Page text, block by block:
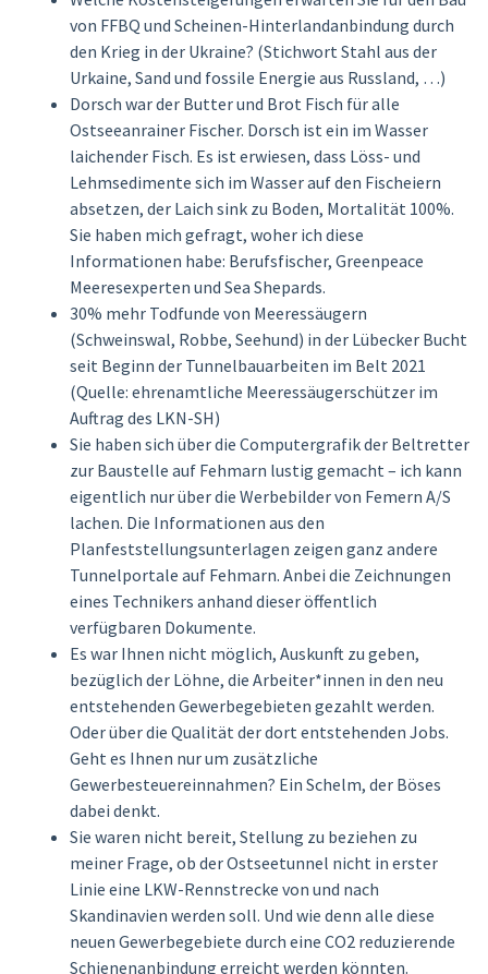
von FFBQ und Scheinen-Hinterlandanbindung durch
den Krieg in der Ukraine? (Stichwort Stahl aus der
Urkaine, Sand und fossile Energie aus Russland, …)
Dorsch war der Butter und Brot Fisch für alle
Ostseeanrainer Fischer. Dorsch ist ein im Wasser
laichender Fisch. Es ist erwiesen, dass Löss- und
Lehmsedimente sich im Wasser auf den Fischeiern
absetzen, der Laich sink zu Boden, Mortalität 100%.
Sie haben mich gefragt, woher ich diese
Informationen habe: Berufsfischer, Greenpeace
Meeresexperten und Sea Shepards.
30% mehr Todfunde von Meeressäugern
(Schweinswal, Robbe, Seehund) in der Lübecker Bucht
seit Beginn der Tunnelbauarbeiten im Belt 2021
(Quelle: ehrenamtliche Meeressäugerschützer im
Auftrag des LKN-SH)
Sie haben sich über die Computergrafik der Beltretter
zur Baustelle auf Fehmarn lustig gemacht – ich kann
eigentlich nur über die Werbebilder von Femern A/S
lachen. Die Informationen aus den
Planfeststellungsunterlagen zeigen ganz andere
Tunnelportale auf Fehmarn. Anbei die Zeichnungen
eines Technikers anhand dieser öffentlich
verfügbaren Dokumente.
Es war Ihnen nicht möglich, Auskunft zu geben,
bezüglich der Löhne, die Arbeiter*innen in den neu
entstehenden Gewerbegebieten gezahlt werden.
Oder über die Qualität der dort entstehenden Jobs.
Geht es Ihnen nur um zusätzliche
Gewerbesteuereinnahmen? Ein Schelm, der Böses
dabei denkt.
Sie waren nicht bereit, Stellung zu beziehen zu
meiner Frage, ob der Ostseetunnel nicht in erster
Linie eine LKW-Rennstrecke von und nach
Skandinavien werden soll. Und wie denn alle diese
neuen Gewerbegebiete durch eine CO2 reduzierende
Schienenanbindung erreicht werden könnten.